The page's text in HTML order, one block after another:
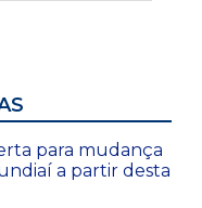
para mudança
a partir desta